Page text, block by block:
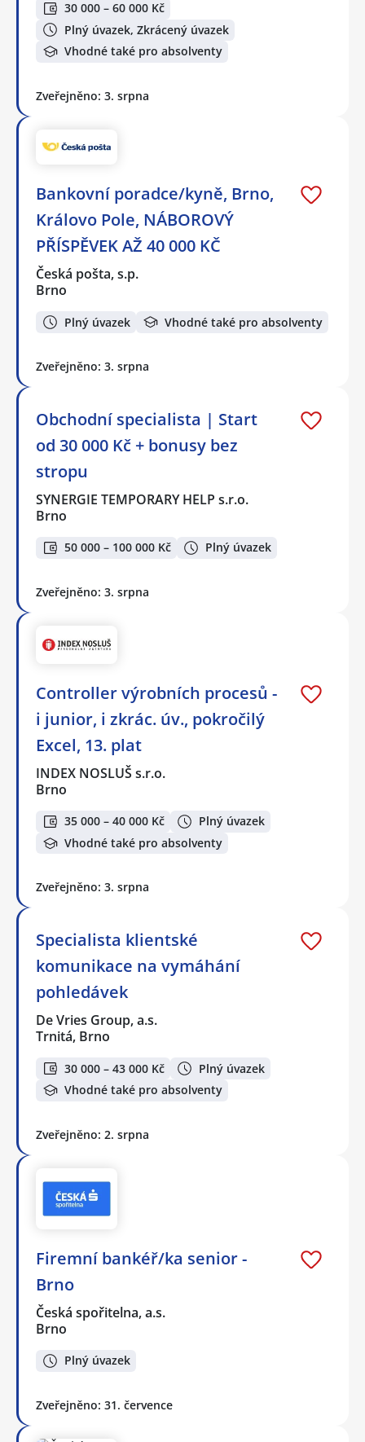
30 000 – 60 000 Kč
Plný úvazek, Zkrácený úvazek
Vhodné také pro absolventy
Zveřejněno: 3. srpna
Bankovní poradce/kyně, Brno,
Královo Pole, NÁBOROVÝ
PŘÍSPĚVEK AŽ 40 000 KČ
Česká pošta, s.p.
Brno
Plný úvazek Vhodné také pro absolventy
Zveřejněno: 3. srpna
Obchodní specialista | Start
od 30 000 Kč + bonusy bez
stropu
SYNERGIE TEMPORARY HELP s.r.o.
Brno
50 000 – 100 000 Kč Plný úvazek
Zveřejněno: 3. srpna
Controller výrobních procesů -
i junior, i zkrác. úv., pokročilý
Excel, 13. plat
INDEX NOSLUŠ s.r.o.
Brno
35 000 – 40 000 Kč
Plný úvazek
Vhodné také pro absolventy
Zveřejněno: 3. srpna
Specialista klientské
komunikace na vymáhání
pohledávek
De Vries Group, a.s.
Trnitá, Brno
30 000 – 43 000 Kč
Plný úvazek
Vhodné také pro absolventy
Zveřejněno: 2. srpna
Firemní bankéř/ka senior -
Brno
Česká spořitelna, a.s.
Brno
Plný úvazek
Zveřejněno: 31. července